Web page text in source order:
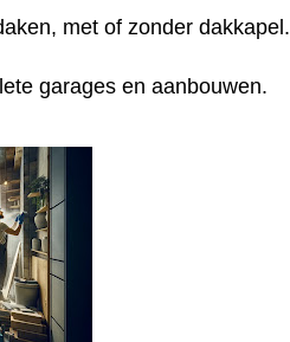
met of zonder dakkapel.
garages en aanbouwen.